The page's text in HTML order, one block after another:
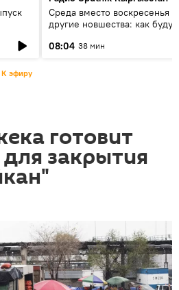
Среда вместо воскресенья и
другие новшества: как будут
08:04 38 мин
К эфиру
готовит
закрытия